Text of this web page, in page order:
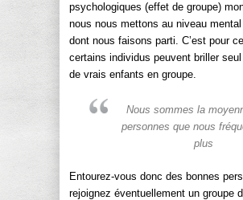
psychologiques (effet de groupe)
nous nous mettons au niveau
dont nous faisons parti. C’est pour
certains individus peuvent briller
de vrais enfants en groupe.
Nous sommes la
personnes que nous
plus
Entourez-vous donc des bonnes
rejoignez éventuellement un groupe